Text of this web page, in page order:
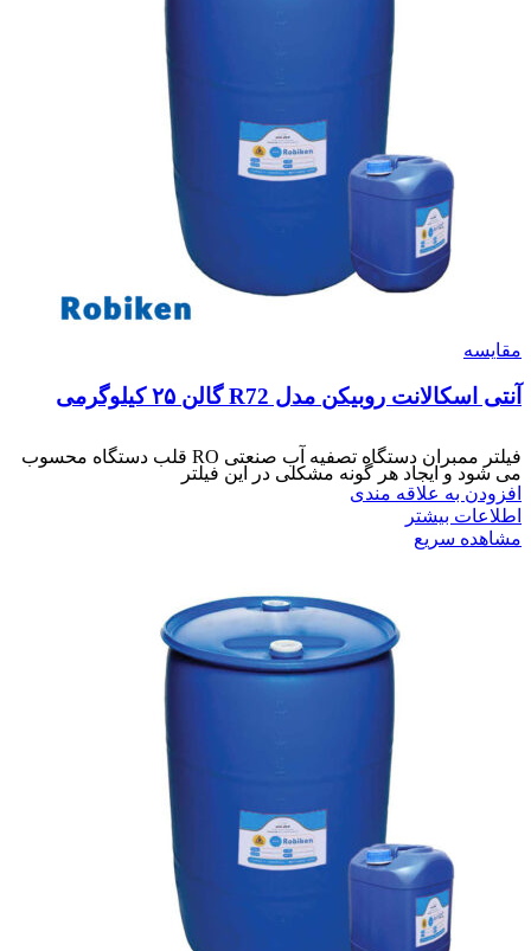
مقایسه
آنتی اسکالانت روبیکن مدل R72 گالن ۲۵ کیلوگرمی
فیلتر ممبران دستگاه تصفیه آب صنعتی RO قلب دستگاه محسوب
می شود و ایجاد هر گونه مشکلی در این فیلتر
افزودن به علاقه مندی
اطلاعات بیشتر
مشاهده سریع